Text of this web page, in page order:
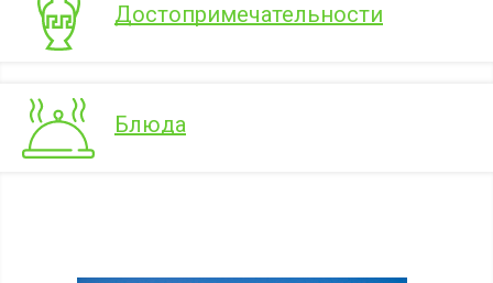
Достопримечательности
Блюда